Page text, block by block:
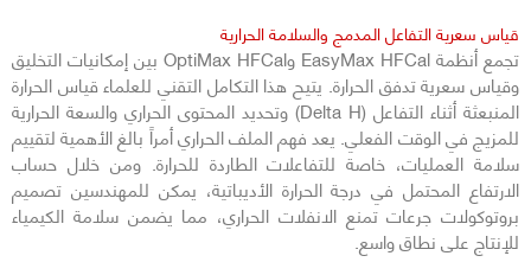
قياس سعرية التفاعل المدمج والسلامة الحرارية
تجمع أنظمة EasyMax HFCal وOptiMax HFCal بين إمكانيات التخليق
وقياس سعرية تدفق الحرارة. يتيح هذا التكامل التقني للعلماء قياس الحرارة
المنبعثة أثناء التفاعل (Delta H) وتحديد المحتوى الحراري والسعة الحرارية
للمزيج في الوقت الفعلي. يعد فهم الملف الحراري أمراً بالغ الأهمية لتقييم
سلامة العمليات، خاصة للتفاعلات الطاردة للحرارة. ومن خلال حساب
الارتفاع المحتمل في درجة الحرارة الأديباتية، يمكن للمهندسين تصميم
بروتوكولات جرعات تمنع الانفلات الحراري، مما يضمن سلامة الكيمياء
للإنتاج على نطاق واسع.